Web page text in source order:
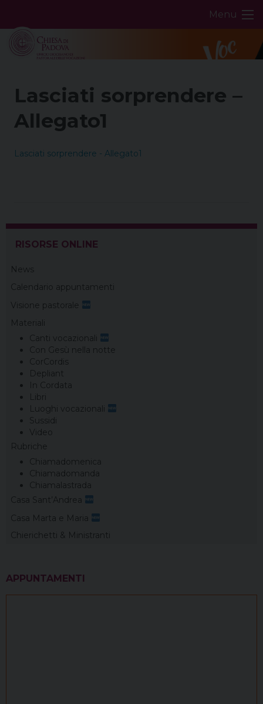
content
Menu
Lasciati sorprendere –
Allegato1
Lasciati sorprendere - Allegato1
RISORSE ONLINE
News
Calendario appuntamenti
Visione pastorale
Materiali
Canti vocazionali
Con Gesù nella notte
CorCordis
Depliant
In Cordata
Libri
Luoghi vocazionali
Sussidi
Video
Rubriche
Chiamadomenica
Chiamadomanda
Chiamalastrada
Casa Sant’Andrea
Casa Marta e Maria
Chierichetti & Ministranti
APPUNTAMENTI